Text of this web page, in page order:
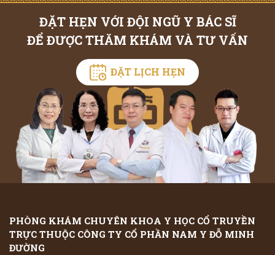
ĐẶT HẸN VỚI ĐỘI NGŨ Y BÁC SĨ
ĐỂ ĐƯỢC THĂM KHÁM VÀ TƯ VẤN
ĐẶT LỊCH HẸN
PHÒNG KHÁM CHUYÊN KHOA Y HỌC CỔ TRUYỀN
TRỰC THUỘC CÔNG TY CỔ PHẦN NAM Y ĐỖ MINH
ĐƯỜNG